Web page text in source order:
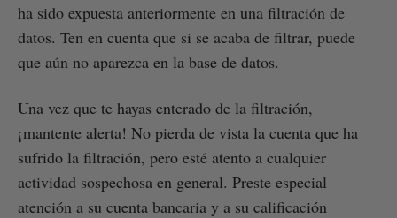
ha sido expuesta anteriormente en una filtración de
datos. Ten en cuenta que si se acaba de filtrar, puede
que aún no aparezca en la base de datos.
Una vez que te hayas enterado de la filtración,
¡mantente alerta! No pierda de vista la cuenta que ha
sufrido la filtración, pero esté atento a cualquier
actividad sospechosa en general. Preste especial
atención a su cuenta bancaria y a su calificación